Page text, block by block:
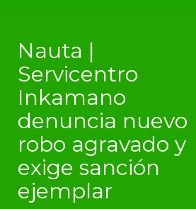
Nauta |
Servicentro
Inkamano
denuncia nuevo
robo agravado y
exige sanción
ejemplar